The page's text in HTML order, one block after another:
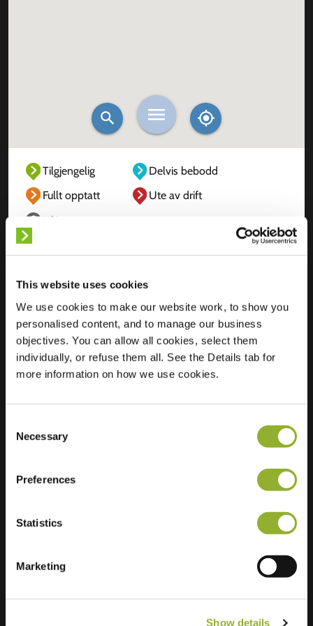
This website uses cookies
We use cookies to make our website work, to show you
personalised content, and to manage our business
objectives. You can allow all cookies, select them
individually, or refuse them all. See the Details tab for
more information on how we use cookies.
Selection
Necessary
Preferences
Statistics
Marketing
Show details
Tilgjengelig
Delvis bebodd
Fullt opptatt
Ute av drift
Ukjent
Sted
Avenue De La Belle-
provinsen 35
1420 Braine L alleud
Belgia